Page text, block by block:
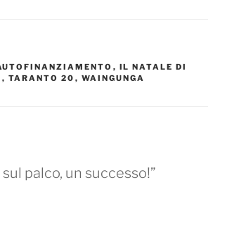
, IL NATALE DI
, TARANTO 20 , WAINGUNGA
palco, un successo!”